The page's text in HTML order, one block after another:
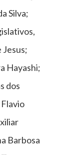
Silva;
Hayashi;
dos
Barbosa